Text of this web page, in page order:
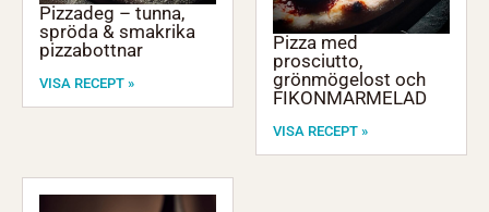
Pizzadeg – tunna,
spröda & smakrika
pizzabottnar
VISA RECEPT »
Pizza med
prosciutto,
grönmögelost och
FIKONMARMELAD
VISA RECEPT »